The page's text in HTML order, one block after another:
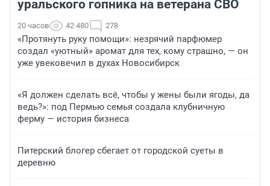
уральского гопника на ветерана СВО
20 часов 42 480 278
«Протянуть руку помощи»: незрячий парфюмер
создал «уютный» аромат для тех, кому страшно, — он
уже увековечил в духах Новосибирск
«Я должен сделать всё, чтобы у жены были ягоды, да
ведь?»: под Пермью семья создала клубничную
ферму — история бизнеса
Питерский блогер сбегает от городской суеты в
деревню